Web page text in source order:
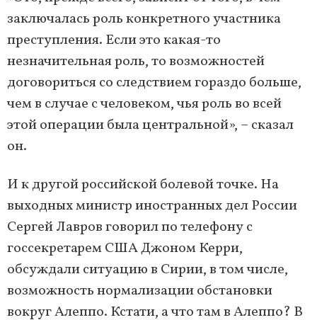
заключалась роль конкретного участника
преступления. Если это какая-то
незначительная роль, то возможностей
договориться со следствием гораздо больше,
чем в случае с человеком, чья роль во всей
этой операции была центральной», – сказал
он.
И к другой российской болевой точке. На
выходных министр иностранных дел России
Сергей Лавров говорил по телефону с
госсекретарем США Джоном Керри,
обсуждали ситуацию в Сирии, в том числе,
возможность нормализации обстановки
вокруг Алеппо. Кстати, а что там в Алеппо? В